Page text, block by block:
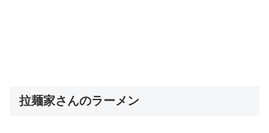
拉麺家さんのラーメン